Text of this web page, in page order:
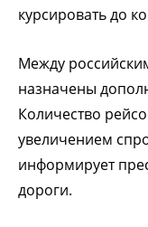
курсировать до
Между
назначены
Количество
увеличением
информирует
дороги.